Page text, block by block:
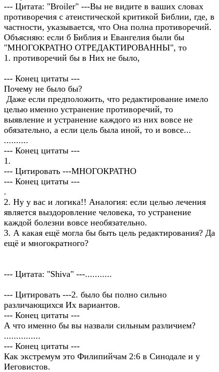
--- Цитата: "Broiler" ---Вы не видите в ваших словах
противоречия с атеистической критикой Библии, где, в
частности, указывается, что Она полна противоречий.
Объясняю: если б Библия и Евангелия были бы
"МНОГОКРАТНО ОТРЕДАКТИРОВАННЫ", то
1. противоречий бы в Них не было,
--- Конец цитаты ---
Почему не было бы?
Даже если предположить, что редактирование имело
целью именно устранение противоречий, то
выявление и устранение каждого из них вовсе не
обязательно, а если цель была иной, то и вовсе...
..........
--- Конец цитаты ---
1.
--- Цитировать ---МНОГОКРАТНО
--- Конец цитаты ---
.
2. Ну у вас и логика!! Аналогия: если целью лечения
является выздоровление человека, то устранение
каждой болезни вовсе необязательно.
3. А какая ещё могла бы быть цель редактирования? Да
ещё и многократного?
--- Цитата: "Shiva" ---...........
--- Цитировать ---2. было бы полно сильно
различающихся Их вариантов.
--- Конец цитаты ---
А что именно бы вы назвали сильным различием?
...............
--- Конец цитаты ---
Как экстремум это Филипийчам 2:6 в Синодале и у
Иеговистов.